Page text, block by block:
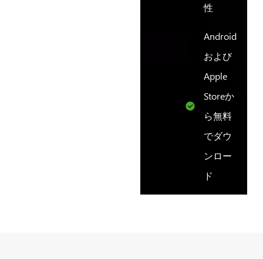
性
Android
および
Apple
Storeか
ら無料
でダウ
ンロー
ド